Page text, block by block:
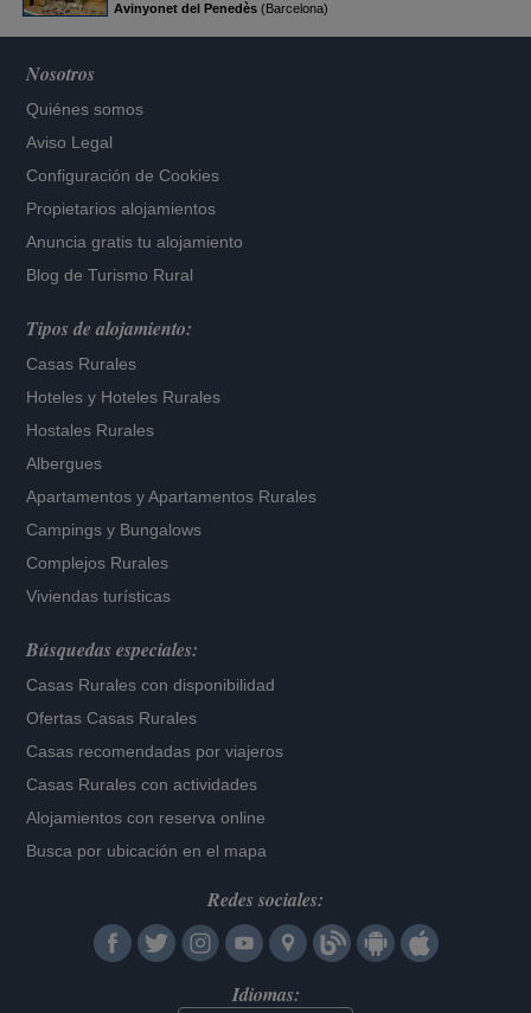
Avinyonet del Penedès(Barcelona)
Nosotros
Quiénes somos
Aviso Legal
Configuración de Cookies
Propietarios alojamientos
Anuncia gratis tu alojamiento
Blog de Turismo Rural
Tipos de alojamiento:
Casas Rurales
Hoteles y Hoteles Rurales
Hostales Rurales
Albergues
Apartamentos yApartamentos Rurales
Campings y Bungalows
Complejos Rurales
Viviendas turísticas
Búsquedas especiales:
Casas Rurales con disponibilidad
Ofertas Casas Rurales
Casas recomendadas por viajeros
Casas Rurales con actividades
Alojamientos con reserva online
Busca por ubicación en el mapa
Redes sociales:
Idiomas: